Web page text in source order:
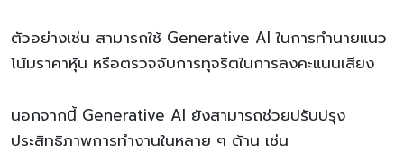
ตัวอย่างเช่น สามารถใช้ Generative AI ในการทำนายแนว
โน้มราคาหุ้น หรือตรวจจับการทุจริตในการลงคะแนนเสียง
นอกจากนี้ Generative AI ยังสามารถช่วยปรับปรุง
ประสิทธิภาพการทำงานในหลาย ๆ ด้าน เช่น